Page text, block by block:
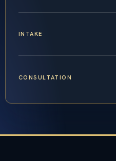
INTAKE
CONSULTATION